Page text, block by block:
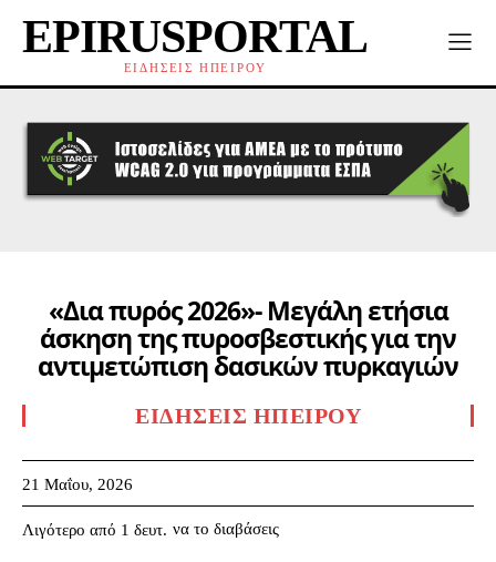
EPIRUSPORTAL
ΕΙΔΗΣΕΙΣ ΗΠΕΙΡΟΥ
«Δια πυρός 2026»- Μεγάλη ετήσια
άσκηση της πυροσβεστικής για την
αντιμετώπιση δασικών πυρκαγιών
ΕΙΔΉΣΕΙΣ ΗΠΕΊΡΟΥ
21 Μαΐου, 2026
Λιγότερο από 1 δευτ. να το διαβάσεις